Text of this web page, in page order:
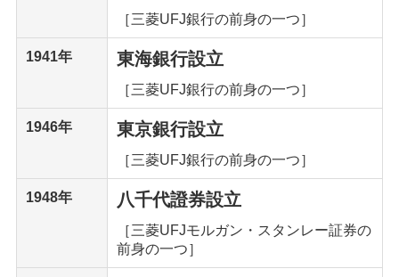
［三菱UFJ銀行の前身の一つ］
1941年 東海銀行設立
［三菱UFJ銀行の前身の一つ］
1946年 東京銀行設立
［三菱UFJ銀行の前身の一つ］
1948年 八千代證券設立
［三菱UFJモルガン・スタンレー証券の
前身の一つ］